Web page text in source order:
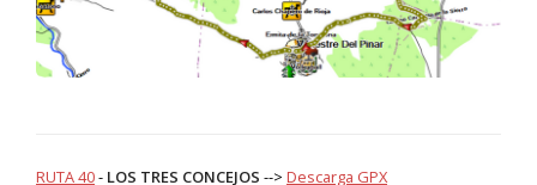
RUTA 40- LOS TRES CONCEJOS --> Descarga GPX